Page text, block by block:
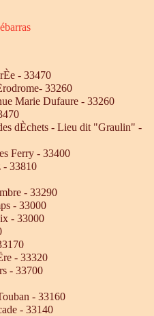
- 33470
33260
Marie Dufaure - 33260
dÈchets - Lieu dit "Graulin" -
Ferry - 33400
- 33810
- 33290
- 33000
- 33000
- 33320
- 33700
- 33160
- 33140